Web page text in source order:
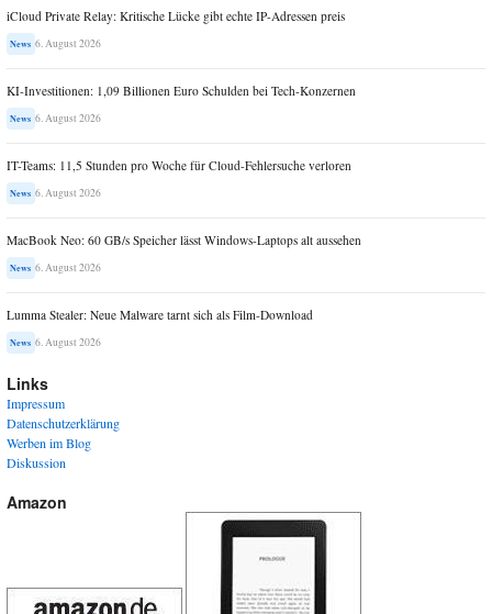
iCloud Private Relay: Kritische Lücke gibt echte IP-Adressen preis
News 6. August 2026
KI-Investitionen: 1,09 Billionen Euro Schulden bei Tech-Konzernen
News 6. August 2026
IT-Teams: 11,5 Stunden pro Woche für Cloud-Fehlersuche verloren
News 6. August 2026
MacBook Neo: 60 GB/s Speicher lässt Windows-Laptops alt aussehen
News 6. August 2026
Lumma Stealer: Neue Malware tarnt sich als Film-Download
News 6. August 2026
Links
Impressum
Datenschutzerklärung
Werben im Blog
Diskussion
Amazon